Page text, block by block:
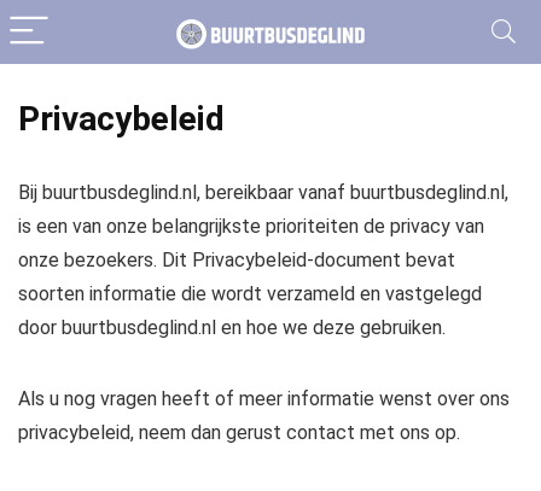
Privacybeleid
Bij buurtbusdeglind.nl, bereikbaar vanaf buurtbusdeglind.nl,
is een van onze belangrijkste prioriteiten de privacy van
onze bezoekers. Dit Privacybeleid-document bevat
soorten informatie die wordt verzameld en vastgelegd
door buurtbusdeglind.nl en hoe we deze gebruiken.
Als u nog vragen heeft of meer informatie wenst over ons
privacybeleid, neem dan gerust contact met ons op.